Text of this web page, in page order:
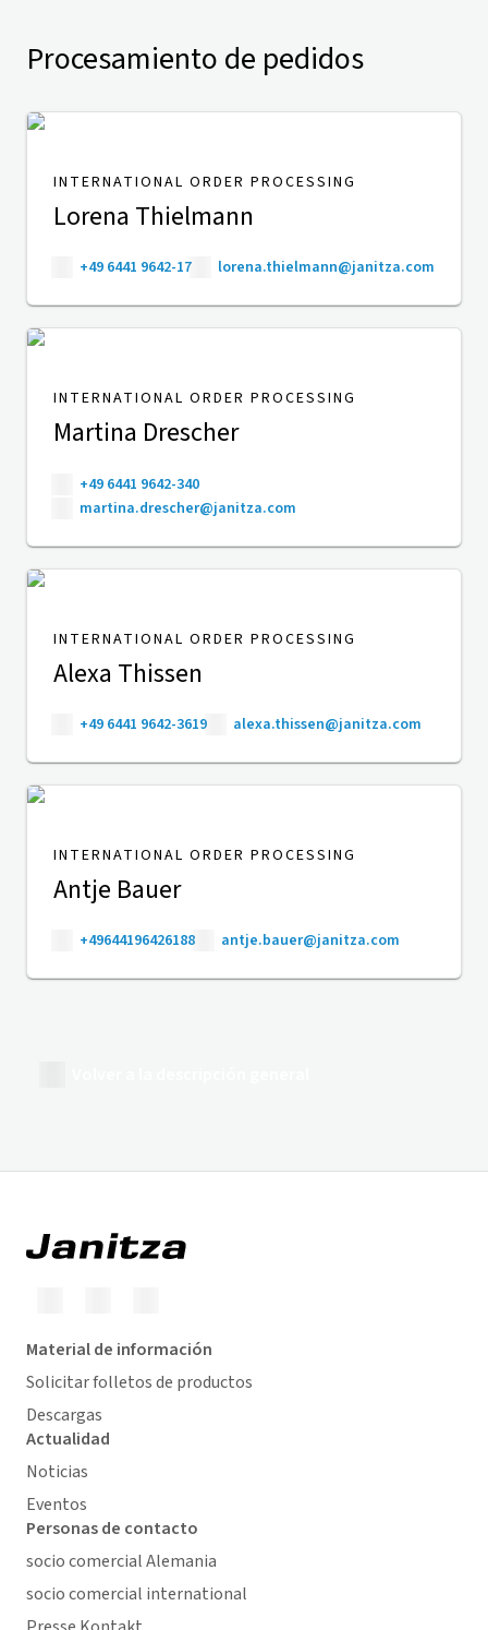
Procesamiento de pedidos
INTERNATIONAL ORDER PROCESSING
Lorena Thielmann
+49 6441 9642-17 lorena.thielmann@janitza.com
INTERNATIONAL ORDER PROCESSING
Martina Drescher
+49 6441 9642-340
martina.drescher@janitza.com
INTERNATIONAL ORDER PROCESSING
Alexa Thissen
+49 6441 9642-3619 alexa.thissen@janitza.com
INTERNATIONAL ORDER PROCESSING
Antje Bauer
+49644196426188 antje.bauer@janitza.com
Material de información
Solicitar folletos de productos
Descargas
Actualidad
Noticias
Eventos
Personas de contacto
socio comercial Alemania
socio comercial international